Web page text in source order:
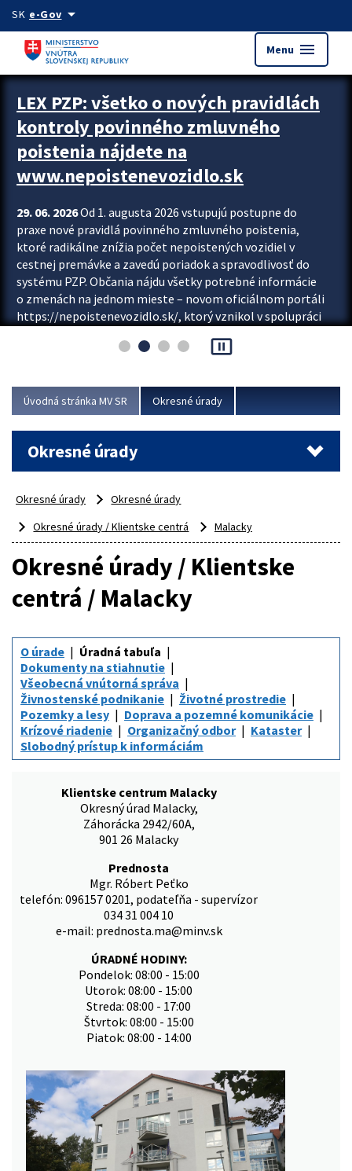
Preskocit na hlavný obsah
SK e-Govarrow_drop_down
Menu menu
Zastavit automatický posun upútavok
LEX PZP: všetko o nových pravidlách
kontroly povinného zmluvného
poistenia nájdete na
www.nepoistenevozidlo.sk
29. 06. 2026Od 1. augusta 2026 vstupujú postupne do
praxe nové pravidlá povinného zmluvného poistenia,
ktoré radikálne znížia počet nepoistených vozidiel v
cestnej premávke a zavedú poriadok a spravodlivosť do
systému PZP. Občania nájdu všetky potrebné informácie
o zmenách na jednom mieste – novom oficiálnom portáli
https://nepoistenevozidlo.sk/, ktorý vznikol v spolupráci
asociácie poisťovní (SLASPO) a Ministerstva vnútra SR.
Viac
pause_presentation
Úvodná stránka MV SR Okresné úrady
Okresné úrady
Okresné úrady
Okresné úrady
Okresné úrady / Klientske centrá
Malacky
Okresné úrady / Klientske
centrá / Malacky
O úrade
Úradná tabuľa
Dokumenty na stiahnutie
Všeobecná vnútorná správa
Živnostenské podnikanie
Životné prostredie
Pozemky a lesy
Doprava a pozemné komunikácie
Krízové riadenie
Organizačný odbor
Kataster
Slobodný prístup k informáciám
Klientske centrum Malacky
Okresný úrad Malacky,
Záhorácka 2942/60A,
901 26 Malacky
Prednosta
Mgr. Róbert Peťko
telefón: 096157 0201, podateľňa - supervízor
034 31 004 10
e-mail: prednosta.ma@minv.sk
ÚRADNÉ HODINY:
Pondelok: 08:00 - 15:00
Utorok: 08:00 - 15:00
Streda: 08:00 - 17:00
Štvrtok: 08:00 - 15:00
Piatok: 08:00 - 14:00